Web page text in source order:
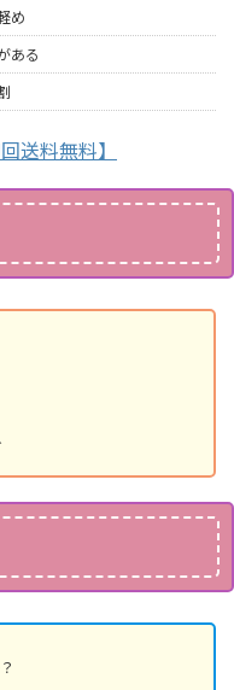
め
ある
送料無料】